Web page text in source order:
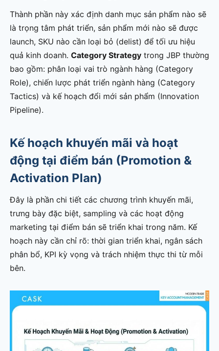
Thành phần này xác định danh mục sản phẩm nào sẽ
là trọng tâm phát triển, sản phẩm mới nào sẽ được
launch, SKU nào cần loại bỏ (delist) để tối ưu hiệu
quả kinh doanh. Category Strategy trong JBP thường
bao gồm: phân loại vai trò ngành hàng (Category
Role), chiến lược phát triển ngành hàng (Category
Tactics) và kế hoạch đổi mới sản phẩm (Innovation
Pipeline).
Kế hoạch khuyến mãi và hoạt
động tại điểm bán (Promotion &
Activation Plan)
Đây là phần chi tiết các chương trình khuyến mãi,
trưng bày đặc biệt, sampling và các hoạt động
marketing tại điểm bán sẽ triển khai trong năm. Kế
hoạch này cần chỉ rõ: thời gian triển khai, ngân sách
phân bổ, KPI kỳ vọng và trách nhiệm thực thi từ mỗi
bên.